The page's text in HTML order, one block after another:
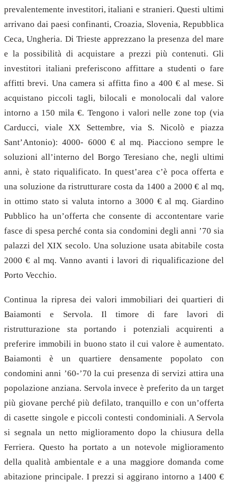
prevalentemente investitori, italiani e stranieri. Questi ultimi
arrivano dai paesi confinanti, Croazia, Slovenia, Repubblica
Ceca, Ungheria. Di Trieste apprezzano la presenza del mare
e la possibilità di acquistare a prezzi più contenuti. Gli
investitori italiani preferiscono affittare a studenti o fare
affitti brevi. Una camera si affitta fino a 400 € al mese. Si
acquistano piccoli tagli, bilocali e monolocali dal valore
intorno a 150 mila €. Tengono i valori nelle zone top (via
Carducci, viale XX Settembre, via S. Nicolò e piazza
Sant’Antonio): 4000- 6000 € al mq. Piacciono sempre le
soluzioni all’interno del Borgo Teresiano che, negli ultimi
anni, è stato riqualificato. In quest’area c’è poca offerta e
una soluzione da ristrutturare costa da 1400 a 2000 € al mq,
in ottimo stato si valuta intorno a 3000 € al mq. Giardino
Pubblico ha un’offerta che consente di accontentare varie
fasce di spesa perché conta sia condomini degli anni ’70 sia
palazzi del XIX secolo. Una soluzione usata abitabile costa
2000 € al mq. Vanno avanti i lavori di riqualificazione del
Porto Vecchio.
Continua la ripresa dei valori immobiliari dei quartieri di
Baiamonti e Servola. Il timore di fare lavori di
ristrutturazione sta portando i potenziali acquirenti a
preferire immobili in buono stato il cui valore è aumentato.
Baiamonti è un quartiere densamente popolato con
condomini anni ’60-’70 la cui presenza di servizi attira una
popolazione anziana. Servola invece è preferito da un target
più giovane perché più defilato, tranquillo e con un’offerta
di casette singole e piccoli contesti condominiali. A Servola
si segnala un netto miglioramento dopo la chiusura della
Ferriera. Questo ha portato a un notevole miglioramento
della qualità ambientale e a una maggiore domanda come
abitazione principale. I prezzi si aggirano intorno a 1400 €